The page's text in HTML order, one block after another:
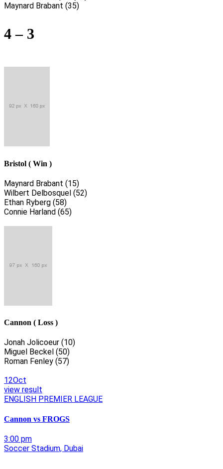
Maynard Brabant (35)
4 – 3
Bristol ( Win )
Maynard Brabant (15)
Wilbert Delbosquel (52)
Ethan Ryberg (58)
Connie Harland (65)
Cannon ( Loss )
Jonah Jolicoeur (10)
Miguel Beckel (50)
Roman Fenley (57)
12Oct
view result
ENGLISH PREMIER LEAGUE
Cannon vs FROGS
3:00 pm
Soccer Stadium, Dubai